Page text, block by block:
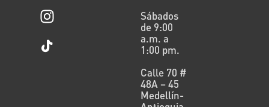
Sábados
de 9:00
a.m. a
1:00 pm.
Calle 70 #
48A – 45
Medellín-